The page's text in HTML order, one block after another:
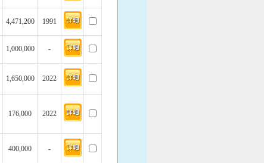
4,471,200 1991
1,000,000 -
1,650,000 2022
176,000 2022
400,000 -